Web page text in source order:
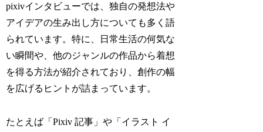
pixivインタビューでは、独自の発想法や
アイデアの生み出し方についても多く語
られています。特に、日常生活の何気な
い瞬間や、他のジャンルの作品から着想
を得る方法が紹介されており、創作の幅
を広げるヒントが詰まっています。
たとえば「Pixiv 記事」や「イラスト イ